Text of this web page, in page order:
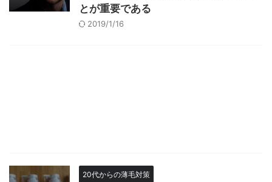
とが重要である
2019/1/16
20代からの薄毛対策